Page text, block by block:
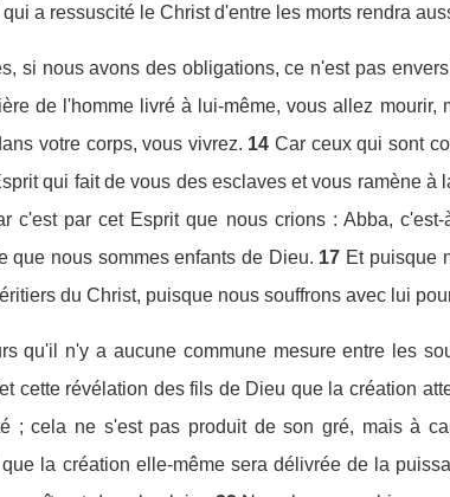
a ressuscité le Christ d'entre les morts rendra
si nous avons des obligations, ce n'est pas
de l'homme livré à lui-même, vous allez
votre corps, vous vivrez. 14 Car ceux qui sont
qui fait de vous des esclaves et vous ramène
c'est par cet Esprit que nous crions : Abba, c'est-
que nous sommes enfants de Dieu. 17 Et puisque
du Christ, puisque nous souffrons avec lui
qu'il n'y a aucune commune mesure entre les
cette révélation des fils de Dieu que la création
; cela ne s'est pas produit de son gré, mais à
la création elle-même sera délivrée de la